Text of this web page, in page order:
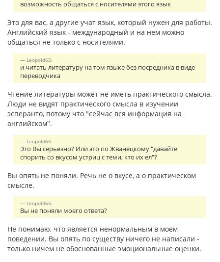
возможность общаться с носителями этого язык
Это для вас, а другие учат язык, который нужен для работы.
Английский язык - международный и на нем можно
общаться не только с носителями.
Leopold65:
и читать литературу на том языке без посредника в виде
переводчика
Чтение литературы может не иметь практического смысла.
Люди не видят практического смысла в изучении
эсперанто, потому что "сейчас вся информация на
английском".
Leopold65:
Это Вы серьёзно? Или это по Жванецкому "давайте
спорить со вкусом устриц с теми, кто их ел"?
Вы опять не поняли. Речь не о вкусе, а о практическом
смысле.
Leopold65:
Вы не поняли моего ответа?
Не понимаю, что является ненормальным в моем
поведении. Вы опять по существу ничего не написали -
только ничем не обоснованные эмоциональные оценки.